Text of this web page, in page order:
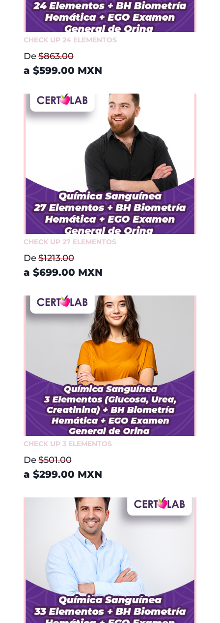
CHECK UP 24 ELEMENTOS
De$863.00
a $599.00 MXN
CHECK UP 27 ELEMENTOS
De$1213.00
a $699.00 MXN
CHECK UP 3 ELEMENTOS
De$501.00
a $299.00 MXN